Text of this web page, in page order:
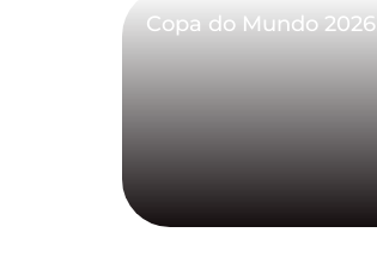
Copa do Mundo 2026